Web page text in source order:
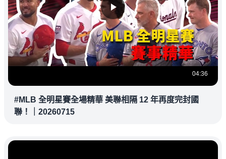
04:36
#MLB 全明星賽全場精華 美聯相隔 12 年再度完封國
聯！｜20260715